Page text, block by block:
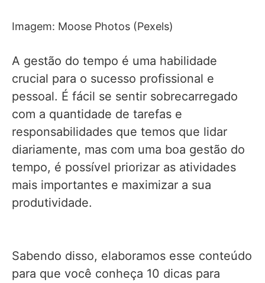
Imagem: Moose Photos (Pexels)
A gestão do tempo é uma habilidade
crucial para o sucesso profissional e
pessoal. É fácil se sentir sobrecarregado
com a quantidade de tarefas e
responsabilidades que temos que lidar
diariamente, mas com uma boa gestão do
tempo, é possível priorizar as atividades
mais importantes e maximizar a sua
produtividade.
Sabendo disso, elaboramos esse conteúdo
para que você conheça 10 dicas para